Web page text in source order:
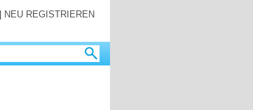
NEU REGISTRIEREN